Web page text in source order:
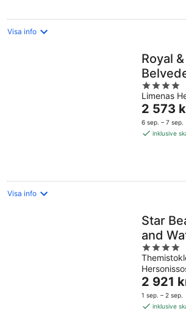
Visa info
Royal
All
4
out
of
5
Limenas
Priset
är
2 573 kr
2 573
6 sep. – 7 sep.
inklusive
Visa info
Star
and
4
out
of
5
Priset
är
2 921 kr
2 921
1 sep. – 2 sep.
inklusive